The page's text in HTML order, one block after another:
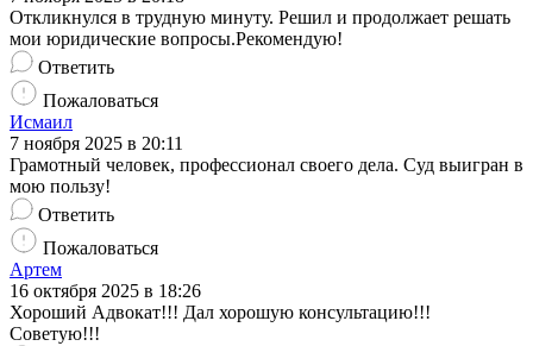
Откликнулся в трудную минуту. Решил и продолжает решать
мои юридические вопросы.Рекомендую!
Ответить
Пожаловаться
Исмаил
7 ноября 2025 в 20:11
Грамотный человек, профессионал своего дела. Суд выигран в
мою пользу!
Ответить
Пожаловаться
Артем
16 октября 2025 в 18:26
Хороший Адвокат!!! Дал хорошую консультацию!!!
Советую!!!